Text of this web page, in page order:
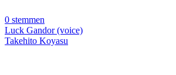
0 stemmen
Luck Gandor (voice)
Takehito Koyasu